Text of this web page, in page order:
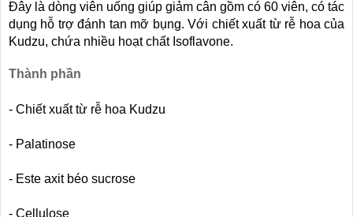
Đây là dòng viên uống giúp giảm cân gồm có 60 viên, có tác
dụng hỗ trợ đánh tan mỡ bụng. Với chiết xuất từ rễ hoa của
Kudzu, chứa nhiều hoạt chất Isoflavone.
Thành phần
- Chiết xuất từ rễ hoa Kudzu
- Palatinose
- Este axit béo sucrose
- Cellulose